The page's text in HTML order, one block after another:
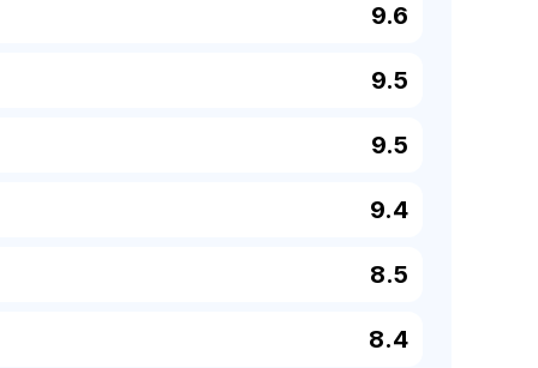
9.6
9.5
9.5
9.4
8.5
8.4